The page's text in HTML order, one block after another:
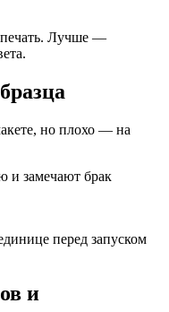
печать. Лучше —
но плохо — на
и замечают брак
перед запуском
и